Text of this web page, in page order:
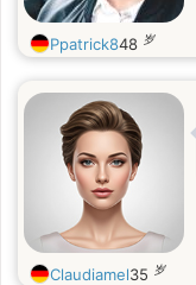
Ppatrick848 岁
Claudiamel35 岁